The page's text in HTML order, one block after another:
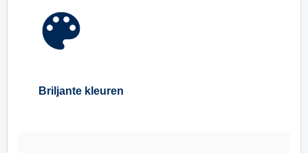
Briljante kleuren